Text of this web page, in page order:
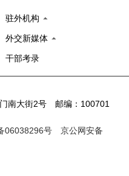
驻外机构
外交新媒体
干部考录
南大街2号 邮编：100701
06038296号
京公网安备